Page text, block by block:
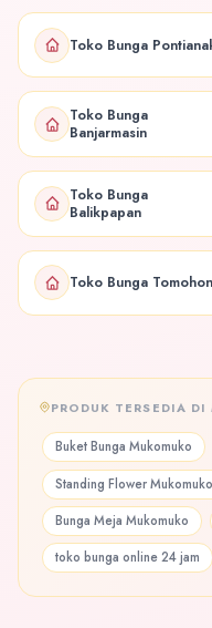
Toko Bunga
Toko Bunga
Banjarmasin
Toko Bunga
Balikpapan
Toko Bunga Tomohon
PRODUK TERSEDIA DI
Buket Bunga Mukomuko
Standing Flower Mukomuko
Bunga Meja Mukomuko
toko bunga online 24 jam